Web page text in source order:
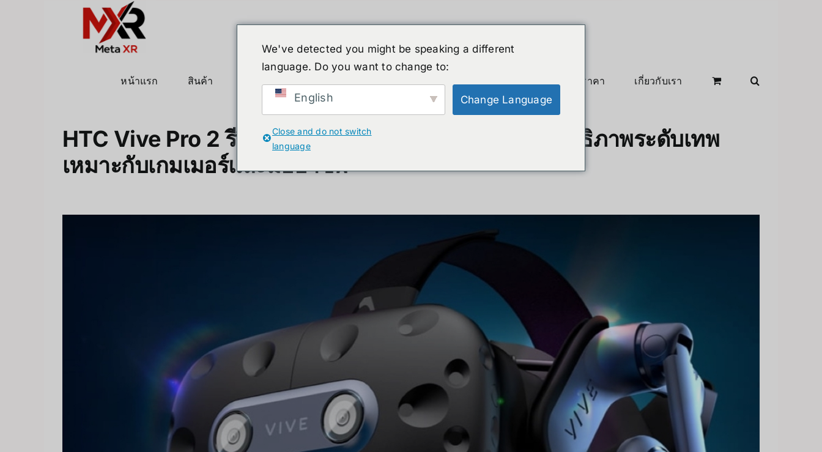
หน้าแรก
สินค้า สินค้าลดราคา เกี่ยวกับเรา
HTC Vive Pro 2 รีวิว: แว่น VR ความละเอียด 5K ประสิทธิภาพระดับเทพ
เหมาะกับเกมเมอร์และมืออาชีพ
We've detected you might be speaking a different
language. Do you want to change to:
English Change Language
Close and do not switch
language